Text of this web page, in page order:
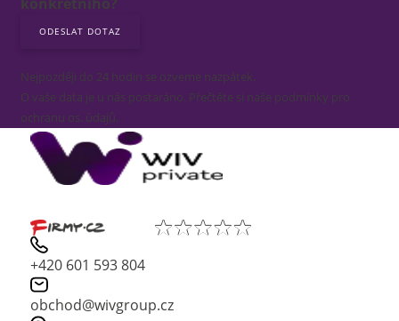
Nejpozději do 24 hodin se ozveme nazpátek.
O vaše data je u nás postaráno. Přečtěte si naše podmínky pro
ochranu os. údajů.
+420 601 593 804
obchod@wivgroup.cz